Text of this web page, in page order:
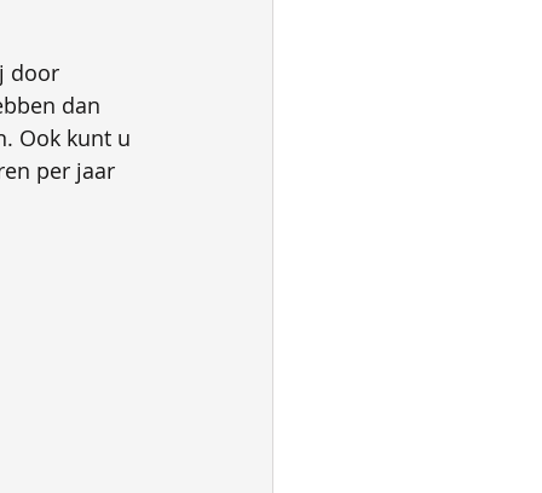
door
dan
Ook kunt u
per jaar